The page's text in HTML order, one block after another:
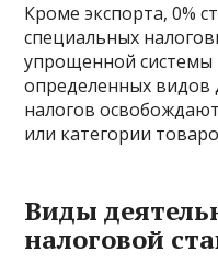
Кроме экспорта, 0%
специальных
упрощенной системы
определенных видов
налогов
или категории
Виды
налоговой